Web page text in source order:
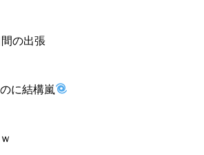
の出張
に結構嵐